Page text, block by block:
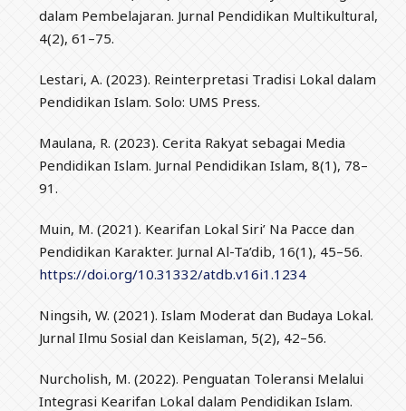
dalam Pembelajaran. Jurnal Pendidikan Multikultural,
4(2), 61–75.
Lestari, A. (2023). Reinterpretasi Tradisi Lokal dalam
Pendidikan Islam. Solo: UMS Press.
Maulana, R. (2023). Cerita Rakyat sebagai Media
Pendidikan Islam. Jurnal Pendidikan Islam, 8(1), 78–
91.
Muin, M. (2021). Kearifan Lokal Siri’ Na Pacce dan
Pendidikan Karakter. Jurnal Al-Ta’dib, 16(1), 45–56.
https://doi.org/10.31332/atdb.v16i1.1234
Ningsih, W. (2021). Islam Moderat dan Budaya Lokal.
Jurnal Ilmu Sosial dan Keislaman, 5(2), 42–56.
Nurcholish, M. (2022). Penguatan Toleransi Melalui
Integrasi Kearifan Lokal dalam Pendidikan Islam.